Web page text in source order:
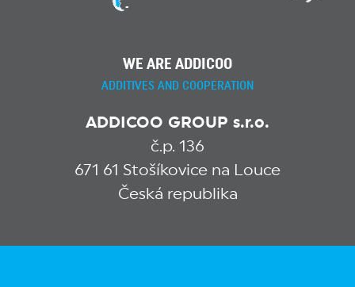
WE ARE ADDICOO
ADDITIVES AND COOPERATION
ADDICOO GROUP s.r.o.
č.p. 136
671 61 Stošíkovice na Louce
Česká republika